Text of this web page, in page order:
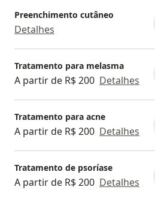
Preenchimento cutâneo
Detalhes
Tratamento para melasma
A partir de R$ 200 Detalhes
Tratamento para acne
A partir de R$ 200 Detalhes
Tratamento de psoríase
A partir de R$ 200 Detalhes